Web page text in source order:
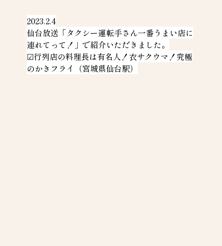
2023.2.4
仙台放送「タクシー運転手さん一番うまい店に
連れてって！」で紹介いただきました。
☑行列店の料理長は有名人！衣サクウマ！究極
のかきフライ（宮城県仙台駅）